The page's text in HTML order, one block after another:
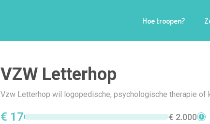
Hoe troopen?
VZW Letterhop
Vzw Letterhop wil logopedische, psychologische therapie of
€ 17 € 2.000